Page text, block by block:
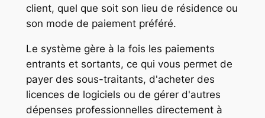
client, quel que soit son lieu de résidence ou
son mode de paiement préféré.
Le système gère à la fois les paiements
entrants et sortants, ce qui vous permet de
payer des sous-traitants, d'acheter des
licences de logiciels ou de gérer d'autres
dépenses professionnelles directement à